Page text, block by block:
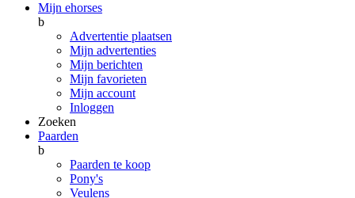
Mijn ehorses
b
Advertentie plaatsen
Mijn advertenties
Mijn berichten
Mijn favorieten
Mijn account
Inloggen
Zoeken
Paarden
b
Paarden te koop
Pony's
Veulens